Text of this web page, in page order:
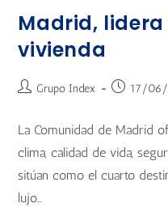
Madrid,
vivienda
Grupo Index 17/
La Comunidad de Madrid
clima, calidad de vida,
sitúan como el cuarto
lujo…